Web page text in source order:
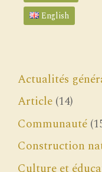
English
Actualités
Article (14)
Communauté
Construction
Culture et